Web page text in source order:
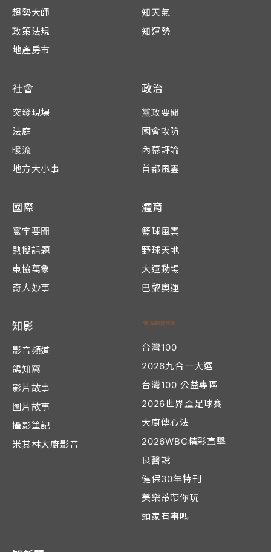
趨勢大師
政策法規
地產房市
知天氣
知運勢
社會
突發現場
法庭
暖流
地方大小事
政治
黨政要聞
國會攻防
內幕評論
首都風雲
國際
寰宇要聞
熱搜話題
東協萬象
奇人妙事
體育
籃球風雲
野球天地
大運動場
巴黎奧運
知影
影音頻道
鴿知窩
影片故事
圖片故事
攝影筆記
米其林大廚影音
台灣100
2026九合一大選
台灣100 公益專區
2026世界盃足球賽
大廚傳心法
2026WBC精彩直擊
良醫說
健保30年特刊
美樂蒂帶你玩
頭家有事嗎